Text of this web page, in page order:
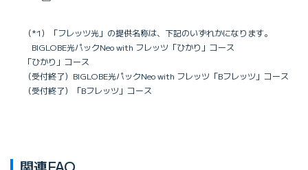
（*1）「フレッツ光」の提供名称は、下記のいずれかになります。
BIGLOBE光パックNeo with フレッツ「ひかり」コース
「ひかり」コース
（受付終了）BIGLOBE光パックNeo with フレッツ「Bフレッツ」コース
（受付終了）「Bフレッツ」コース